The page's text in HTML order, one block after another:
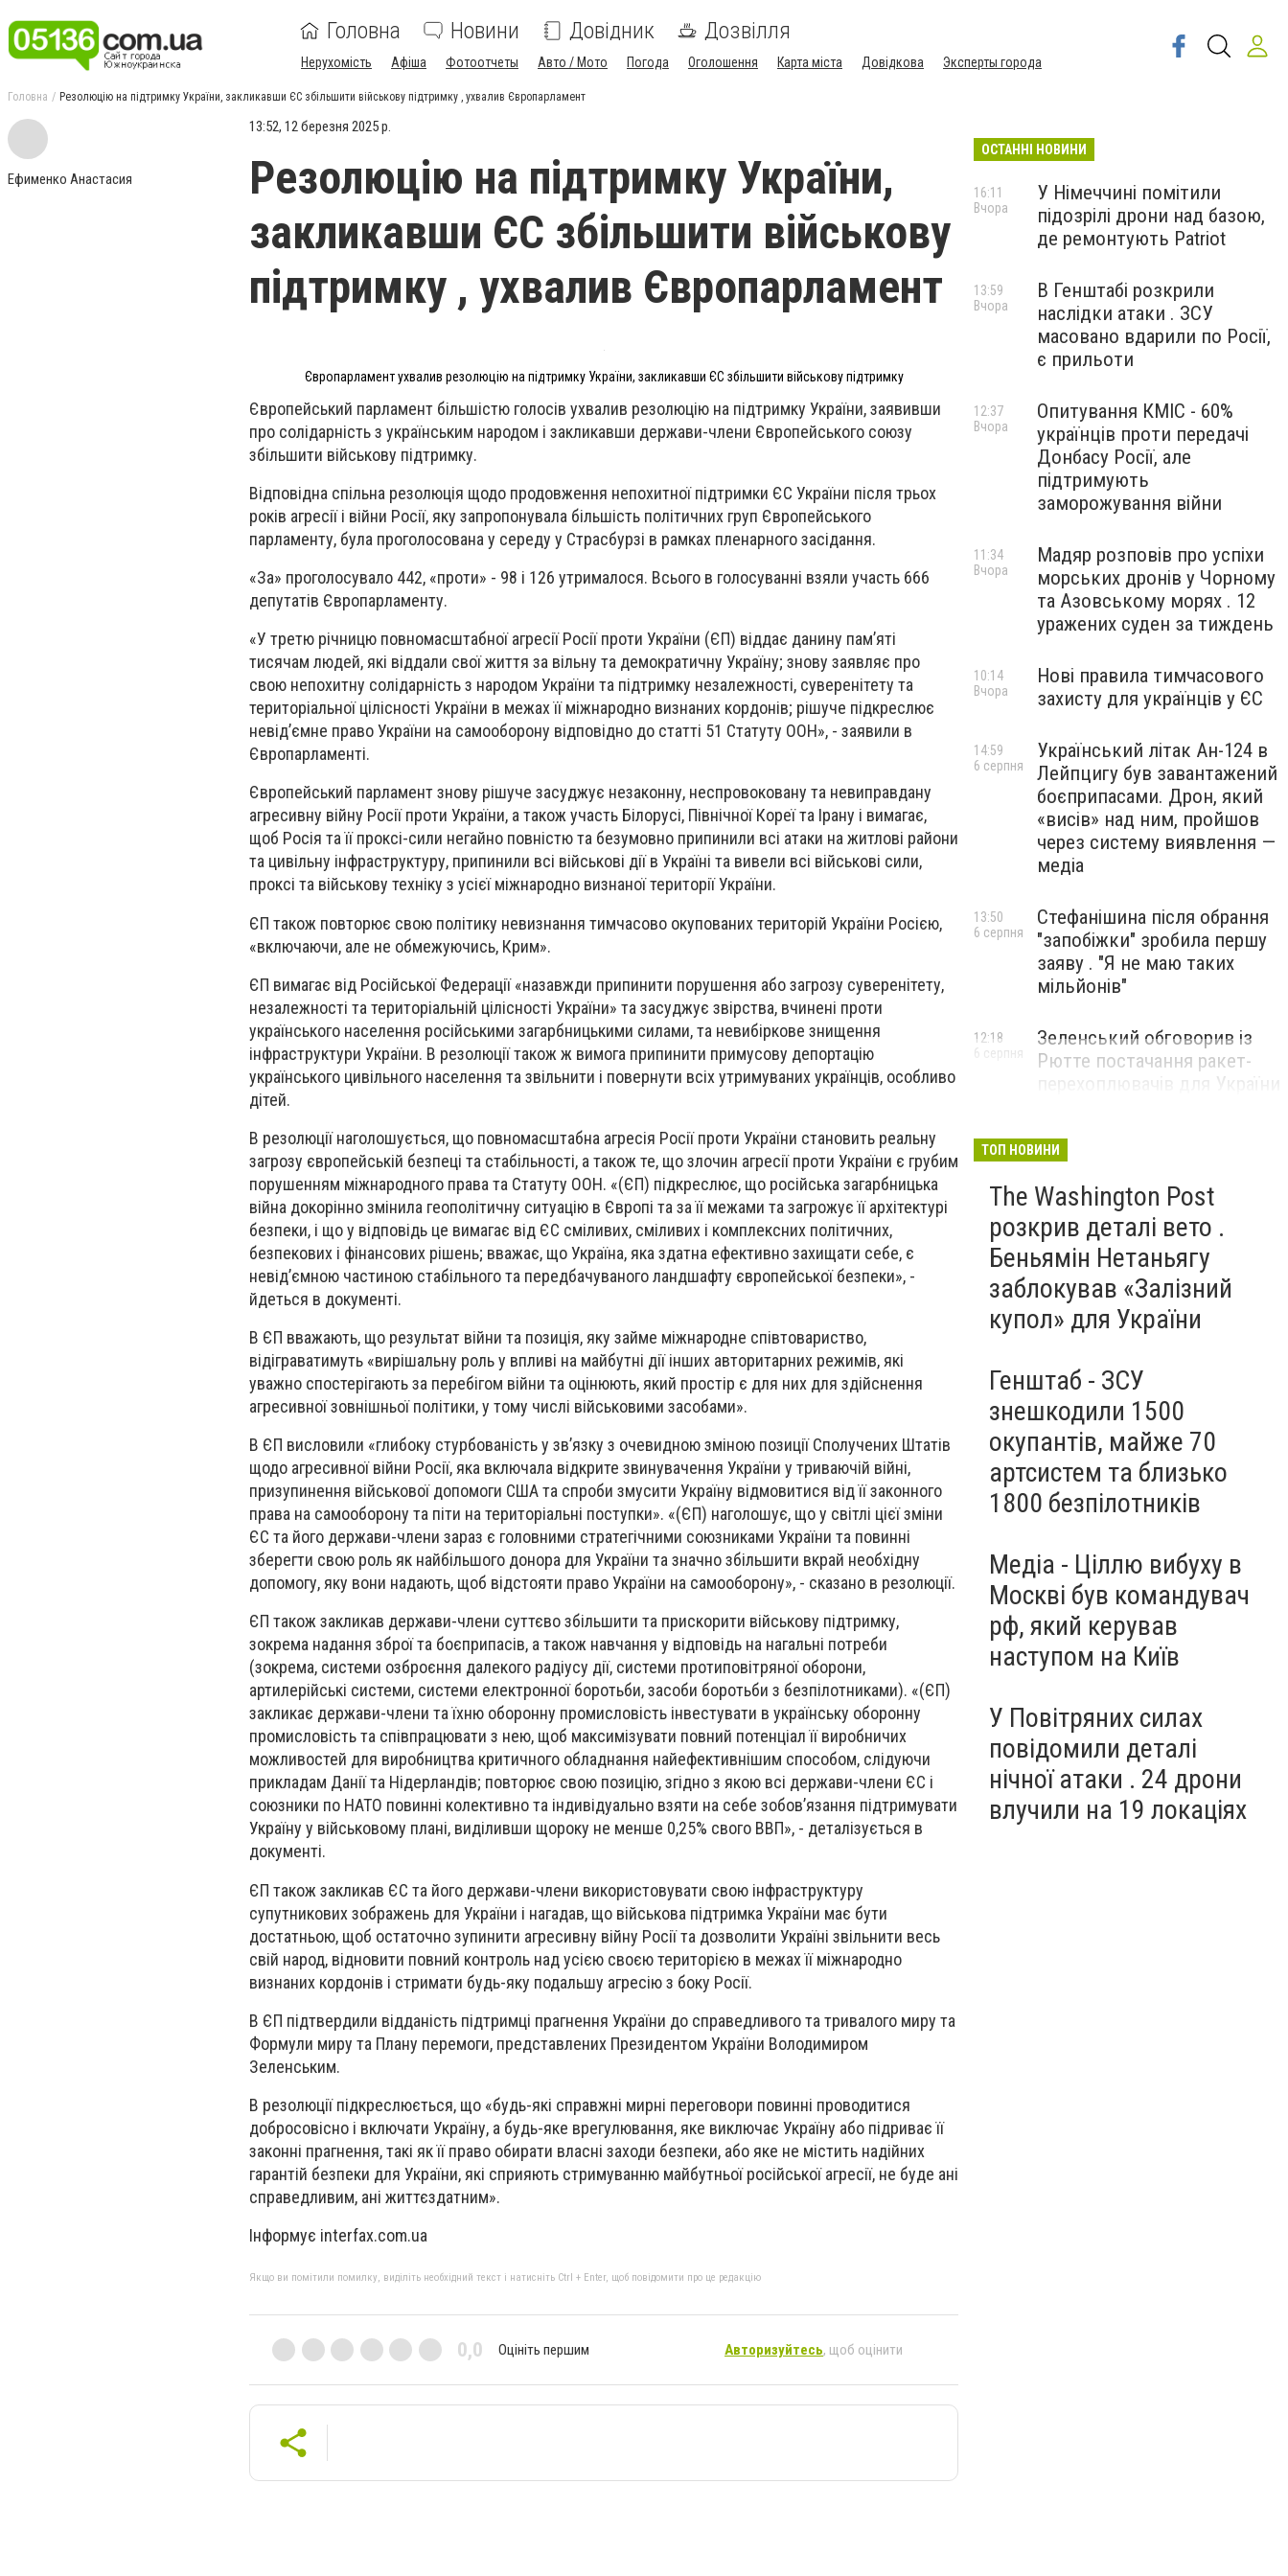
Головна Новини Довідник Дозвілля
Нерухомість Афіша Фотоотчеты Авто / Мото Погода Оголошення Карта міста Довідкова Эксперты города
Головна Резолюцію на підтримку України, закликавши ЄС збільшити військову підтримку , ухвалив Європарламент
Ефименко Анастасия
13:52, 12 березня 2025 р.
Резолюцію на підтримку України,
закликавши ЄС збільшити військову
підтримку , ухвалив Європарламент
Європарламент ухвалив резолюцію на підтримку України, закликавши ЄС збільшити військову підтримку
Європейський парламент більшістю голосів ухвалив резолюцію на підтримку України, заявивши
про солідарність з українським народом і закликавши держави-члени Європейського союзу
збільшити військову підтримку.
Відповідна спільна резолюція щодо продовження непохитної підтримки ЄС України після трьох
років агресії і війни Росії, яку запропонувала більшість політичних груп Європейського
парламенту, була проголосована у середу у Страсбурзі в рамках пленарного засідання.
«За» проголосувало 442, «проти» - 98 і 126 утрималося. Всього в голосуванні взяли участь 666
депутатів Європарламенту.
«У третю річницю повномасштабної агресії Росії проти України (ЄП) віддає данину пам’яті
тисячам людей, які віддали свої життя за вільну та демократичну Україну; знову заявляє про
свою непохитну солідарність з народом України та підтримку незалежності, суверенітету та
територіальної цілісності України в межах її міжнародно визнаних кордонів; рішуче підкреслює
невід’ємне право України на самооборону відповідно до статті 51 Статуту ООН», - заявили в
Європарламенті.
Європейський парламент знову рішуче засуджує незаконну, неспровоковану та невиправдану
агресивну війну Росії проти України, а також участь Білорусі, Північної Кореї та Ірану і вимагає,
щоб Росія та її проксі-сили негайно повністю та безумовно припинили всі атаки на житлові райони
та цивільну інфраструктуру, припинили всі військові дії в Україні та вивели всі військові сили,
проксі та військову техніку з усієї міжнародно визнаної території України.
ЄП також повторює свою політику невизнання тимчасово окупованих територій України Росією,
«включаючи, але не обмежуючись, Крим».
ЄП вимагає від Російської Федерації «назавжди припинити порушення або загрозу суверенітету,
незалежності та територіальній цілісності України» та засуджує звірства, вчинені проти
українського населення російськими загарбницькими силами, та невибіркове знищення
інфраструктури України. В резолюції також ж вимога припинити примусову депортацію
українського цивільного населення та звільнити і повернути всіх утримуваних українців, особливо
дітей.
В резолюції наголошується, що повномасштабна агресія Росії проти України становить реальну
загрозу європейській безпеці та стабільності, а також те, що злочин агресії проти України є грубим
порушенням міжнародного права та Статуту ООН. «(ЄП) підкреслює, що російська загарбницька
війна докорінно змінила геополітичну ситуацію в Європі та за її межами та загрожує її архітектурі
безпеки, і що у відповідь це вимагає від ЄС сміливих, сміливих і комплексних політичних,
безпекових і фінансових рішень; вважає, що Україна, яка здатна ефективно захищати себе, є
невід’ємною частиною стабільного та передбачуваного ландшафту європейської безпеки», -
йдеться в документі.
В ЄП вважають, що результат війни та позиція, яку займе міжнародне співтовариство,
відіграватимуть «вирішальну роль у впливі на майбутні дії інших авторитарних режимів, які
уважно спостерігають за перебігом війни та оцінюють, який простір є для них для здійснення
агресивної зовнішньої політики, у тому числі військовими засобами».
В ЄП висловили «глибоку стурбованість у зв’язку з очевидною зміною позиції Сполучених Штатів
щодо агресивної війни Росії, яка включала відкрите звинувачення України у триваючій війні,
призупинення військової допомоги США та спроби змусити Україну відмовитися від її законного
права на самооборону та піти на територіальні поступки». «(ЄП) наголошує, що у світлі цієї зміни
ЄС та його держави-члени зараз є головними стратегічними союзниками України та повинні
зберегти свою роль як найбільшого донора для України та значно збільшити вкрай необхідну
допомогу, яку вони надають, щоб відстояти право України на самооборону», - сказано в резолюції.
ЄП також закликав держави-члени суттєво збільшити та прискорити військову підтримку,
зокрема надання зброї та боєприпасів, а також навчання у відповідь на нагальні потреби
(зокрема, системи озброєння далекого радіусу дії, системи протиповітряної оборони,
артилерійські системи, системи електронної боротьби, засоби боротьби з безпілотниками). «(ЄП)
закликає держави-члени та їхню оборонну промисловість інвестувати в українську оборонну
промисловість та співпрацювати з нею, щоб максимізувати повний потенціал її виробничих
можливостей для виробництва критичного обладнання найефективнішим способом, слідуючи
прикладам Данії та Нідерландів; повторює свою позицію, згідно з якою всі держави-члени ЄС і
союзники по НАТО повинні колективно та індивідуально взяти на себе зобов’язання підтримувати
Україну у військовому плані, виділивши щороку не менше 0,25% свого ВВП», - деталізується в
документі.
ЄП також закликав ЄС та його держави-члени використовувати свою інфраструктуру
супутникових зображень для України і нагадав, що військова підтримка України має бути
достатньою, щоб остаточно зупинити агресивну війну Росії та дозволити Україні звільнити весь
свій народ, відновити повний контроль над усією своєю територією в межах її міжнародно
визнаних кордонів і стримати будь-яку подальшу агресію з боку Росії.
В ЄП підтвердили відданість підтримці прагнення України до справедливого та тривалого миру та
Формули миру та Плану перемоги, представлених Президентом України Володимиром
Зеленським.
В резолюції підкреслюється, що «будь-які справжні мирні переговори повинні проводитися
добросовісно і включати Україну, а будь-яке врегулювання, яке виключає Україну або підриває її
законні прагнення, такі як її право обирати власні заходи безпеки, або яке не містить надійних
гарантій безпеки для України, які сприяють стримуванню майбутньої російської агресії, не буде ані
справедливим, ані життєздатним».
Інформує interfax.com.ua
Якщо ви помітили помилку, виділіть необхідний текст і натисніть Ctrl + Enter, щоб повідомити про це редакцію
0,0 Оцініть першим Авторизуйтесь, щоб оцінити
ОСТАННІ НОВИНИ
У Німеччині помітили
підозрілі дрони над базою,
де ремонтують Patriot
16:11
Вчора
В Генштабі розкрили
наслідки атаки . ЗСУ
масовано вдарили по Росії,
є прильоти
13:59
Вчора
Опитування КМІС - 60%
українців проти передачі
Донбасу Росії, але
підтримують
заморожування війни
12:37
Вчора
Мадяр розповів про успіхи
морських дронів у Чорному
та Азовському морях . 12
уражених суден за тиждень
11:34
Вчора
Нові правила тимчасового
захисту для українців у ЄС
10:14
Вчора
Український літак Ан-124 в
Лейпцигу був завантажений
боєприпасами. Дрон, який
«висів» над ним, пройшов
через систему виявлення —
медіа
14:59
6 серпня
Стефанішина після обрання
"запобіжки" зробила першу
заяву . "Я не маю таких
мільйонів"
13:50
6 серпня
Зеленський обговорив із
Рютте постачання ракет-
перехоплювачів для України
12:18
6 серпня
ТОП НОВИНИ
The Washington Post
розкрив деталі вето .
Беньямін Нетаньягу
заблокував «Залізний
купол» для України
Генштаб - ЗСУ
знешкодили 1500
окупантів, майже 70
артсистем та близько
1800 безпілотників
Медіа - Ціллю вибуху в
Москві був командувач
рф, який керував
наступом на Київ
У Повітряних силах
повідомили деталі
нічної атаки . 24 дрони
влучили на 19 локаціях